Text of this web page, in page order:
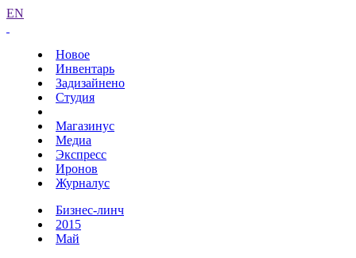
EN
Новое
Инвентарь
Задизайнено
Студия
Магазинус
Медиа
Экспресс
Иронов
Журналус
Бизнес-линч
2015
Май